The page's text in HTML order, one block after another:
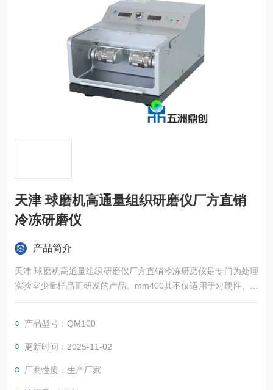
天津 球磨机高通量组织研磨仪厂方直销
冷冻研磨仪
产品简介
天津 球磨机高通量组织研磨仪厂方直销冷冻研磨仪是专门为处理
实验室少量样品而研发的产品。mm400其不仅适用于对硬性、中
硬性和脆性样品的细粉碎和精细研磨，还适用于软性、弹性、纤
头、头发、化学品、药品、矿物、矿石、合金、玻璃、陶瓷、土
壤、污泥、谷物颗粒、塑料、纺织品在内的诸多材料。
产品型号：QM100
更新时间：2025-11-02
厂商性质：生产厂家